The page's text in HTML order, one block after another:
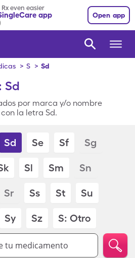
even easier
app Open app
> S > Sd
Sd
por marca y/o nombre
la letra Sd.
Sd Se Sf Sg
Sl Sm Sn
Sr Ss St Su
Sy Sz S: Otro
tu medicamento